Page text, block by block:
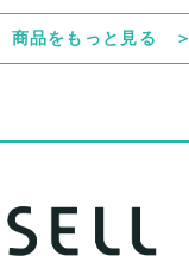
商品をもっと見る ＞